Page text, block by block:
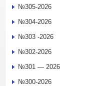
№305-2026
№304-2026
№303 -2026
№302-2026
№301 — 2026
№300-2026